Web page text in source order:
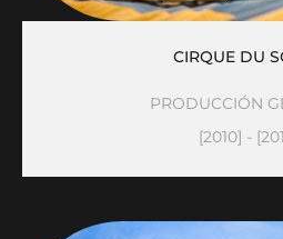
CIRQUE DU
PRODUCCIÓN
[2010] -